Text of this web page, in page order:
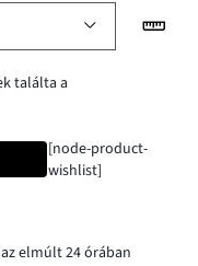
találta a
[node-product-
wishlist]
elmúlt 24 órában